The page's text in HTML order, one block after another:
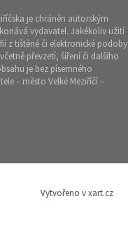
je chráněn autorským
vydavatel. Jakékoliv užití
z tištěné či elektronické podoby
převzetí, šíření či dalšího
je bez písemného
– město Velké Meziříčí –
Vytvořeno v xart.cz